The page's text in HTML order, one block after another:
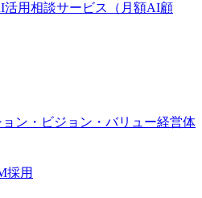
活用相談サービス（月額AI顧
ョン・ビジョン・バリュー経営体
採用